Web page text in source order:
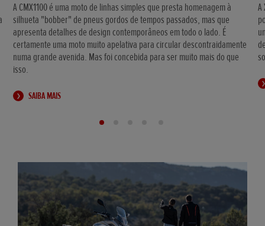
A CMX1100 é uma moto de linhas simples que presta homenagem à
silhueta "bobber" de pneus gordos de tempos passados, mas que
apresenta detalhes de design contemporâneos em todo o lado. É
certamente uma moto muito apelativa para circular descontraidamente
numa grande avenida. Mas foi concebida para ser muito mais do que
isso.
SAIBA MAIS